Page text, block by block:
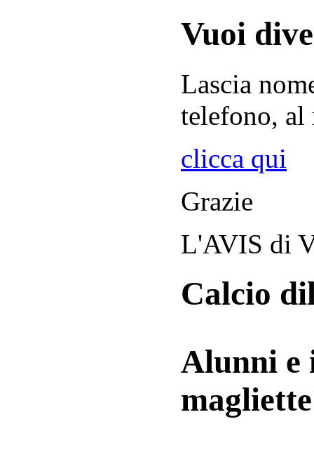
Vuoi
Lascia
telefono, al
clicca qui
Grazie
L'AVIS di
Calcio
Alunni e